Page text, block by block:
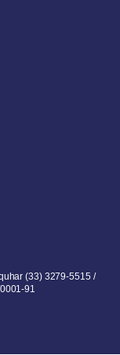
(33) 3279-5515 /
91